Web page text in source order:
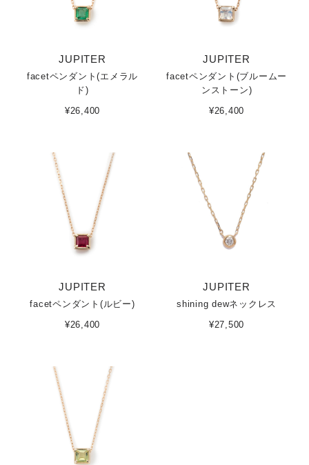
JUPITER
facetペンダント(エメラル
ド)
¥26,400
JUPITER
facetペンダント(ブルームー
ンストーン)
¥26,400
JUPITER
facetペンダント(ルビー)
¥26,400
JUPITER
shining dewネックレス
¥27,500